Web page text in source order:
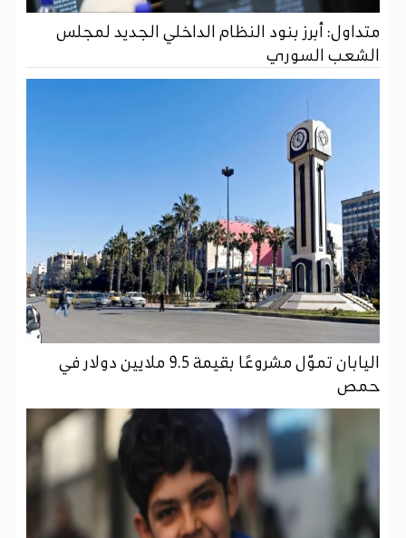
متداول: أبرز بنود النظام الداخلي الجديد لمجلس
الشعب السوري
اليابان تموّل مشروعًا بقيمة 9.5 ملايين دولار في
حمص